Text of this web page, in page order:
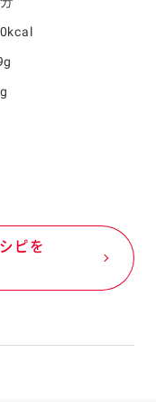
ピを